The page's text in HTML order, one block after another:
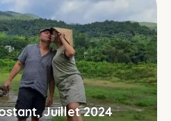
Juillet 2024